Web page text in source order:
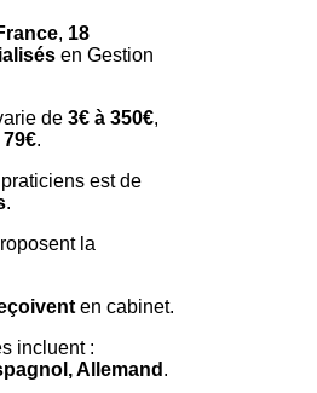
, 18
en Gestion
de 3€ à 350€,
79€.
est de
.
la
en cabinet.
incluent :
Allemand .